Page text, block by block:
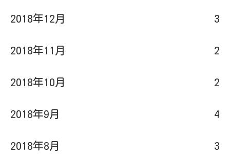
2018年12月 3
2018年11月 2
2018年10月 2
2018年9月 4
2018年8月 3